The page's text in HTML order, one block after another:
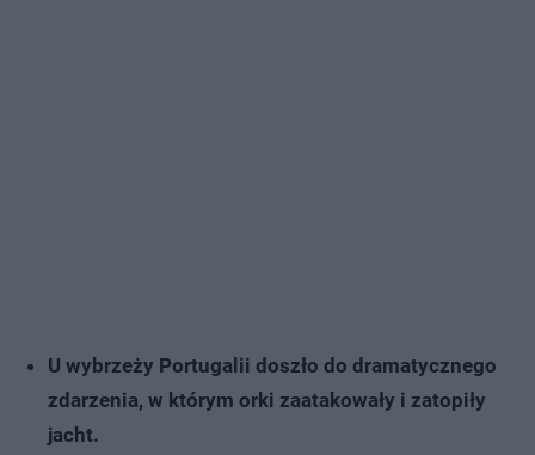
U wybrzeży Portugalii doszło do dramatycznego
zdarzenia, w którym orki zaatakowały i zatopiły
jacht.